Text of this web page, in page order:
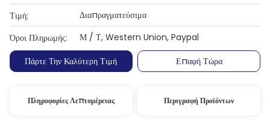
Τιμή:
Διαπραγματεύσιμα
Όροι Πληρωμής:
Μ / Τ, Western Union, Paypal
Πάρτε Την Καλύτερη Τιμή
Επαφή Τώρα
Πληροφορίες Λεπτομέρειας Περιγραφή Προϊόντων